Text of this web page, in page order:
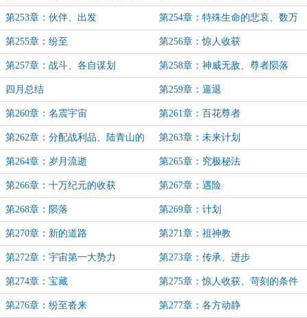
第253章：伙伴、出发 第254章：特殊生命的悲哀、数万
年的收获
第255章：纷至 第256章：惊人收获
第257章：战斗、各自谋划 第258章：神威无敌、尊者陨落
四月总结 第259章：逼退
第260章：名震宇宙 第261章：百花尊者
第262章：分配战利品、陆青山的
优势
第263章：未来计划
第264章：岁月流逝 第265章：究极秘法
第266章：十万纪元的收获 第267章：遇险
第268章：陨落 第269章：计划
第270章：新的道路 第271章：祖神教
第272章：宇宙第一大势力 第273章：传承、进步
第274章：宝藏 第275章：惊人收获、苛刻的条件
第276章：纷至沓来 第277章：各方动静